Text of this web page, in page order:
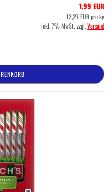
1,99 EUR
13,27 EUR pro kg
inkl. 7% MwSt. zzgl.Versand